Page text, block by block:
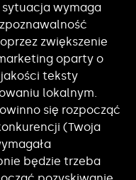
wymaga
zwiększenie
oparty o
teksty
lokalnym.
się rozpocząć
(Twoja
będzie trzeba